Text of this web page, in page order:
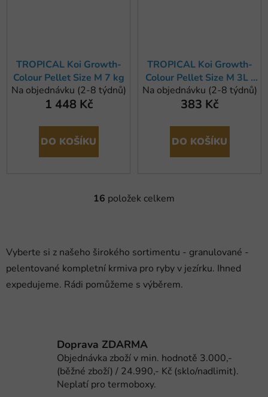
TROPICAL Koi Growth-
Colour Pellet Size M 7 kg
Na objednávku (2-8 týdnů)
1 448 Kč
DO KOŠÍKU
TROPICAL Koi Growth-
Colour Pellet Size M 3L /
1,05kg
Na objednávku (2-8 týdnů)
383 Kč
DO KOŠÍKU
O
d
a
c
k
y
v
ý
16 položek celkem
Vyberte si z našeho širokého sortimentu - granulované -
pelentované kompletní krmiva pro ryby v jezírku. Ihned
expedujeme. Rádi pomůžeme s výběrem.
Doprava ZDARMA
Objednávka zboží v min. hodnotě 3.000,-
(běžné zboží) / 24.990,- Kč (sklo/nadlimit).
Neplatí pro termoboxy.